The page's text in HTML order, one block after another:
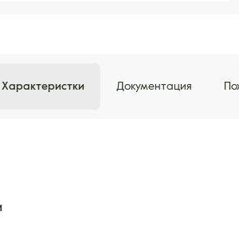
Характеристки Документация